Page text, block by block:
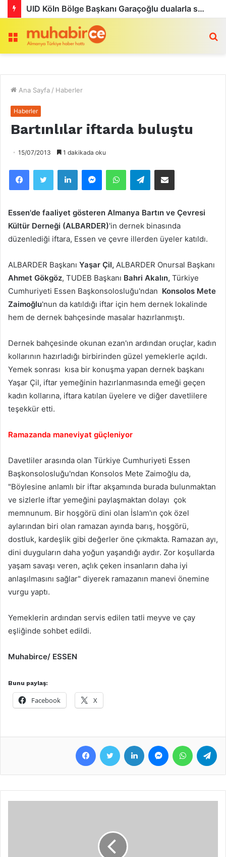
UID Köln Bölge Başkanı Garaçoğlu dualarla son yolculuğuna uğurlandı
Menü
Ana Sayfa / Haberler
Haberler
Bartınlılar iftarda buluştu
15/07/2013 1 dakikada oku
Telegram
Essen'de faaliyet gösteren Almanya Bartın ve Çevresi
Kültür Derneği (ALBARDER)'in dernek binasında
düzenlediği iftara, Essen ve çevre illerden üyeler katıldı.
ALBARDER Başkanı Yaşar Çil, ALBARDER Onursal Başkanı
Ahmet Gökgöz, TUDEB Başkanı Bahri Akalın, Türkiye
Cumhuriyeti Essen Başkonsolosluğu'ndan Konsolos Mete
Zaimoğlu'nun da katıldığı iftar için hem dernek lokalinde
hem de dernek bahçesinde masalar hazırlanmıştı.
Dernek bahçesinde okunan ezan'ın ardından oruçlar, kadın
kollarının hazırladığı birbirinden güzel yemeklerle açıldı.
Yemek sonrası kısa bir konuşma yapan dernek başkanı
Yaşar Çil, iftar yemeğinin hazırlanmasında emeği geçen
kadın kollarına, iftara katılan üyelere ve diğer davetlilere
teşekkür etti.
Ramazanda maneviyat güçleniyor
Davetliler arasında olan Türkiye Cumhuriyeti Essen
Başkonsolosluğu'ndan Konsolos Mete Zaimoğlu da,
"Böylesine anlamlı bir iftar akşamında burada bulunmaktan
ve sizlerle iftar yemeğini paylaşmaktan dolayı çok
memnunum. Bir hoşgörü dini olan İslam'ın çok özel
aylarından biri olan ramazan ayında barış, hoşgörü,
dostluk, kardeşlik gibi değerler öne çıkmakta. Ramazan ayı,
dini duyguların daha yoğun yaşandığı aydır. Zor koşullarda
yaşam savaşı veren, açlık çeken insanların daha iyi
anlaşılmasını sağlar" diyerek ramazanın manevi önemine
vurgu yaptı.
Yemeklerin ardından servis edilen tatli meyve ve çay
eşliğinde sohbet edildi.
Muhabirce/ ESSEN
Bunu paylaş:
Facebook X